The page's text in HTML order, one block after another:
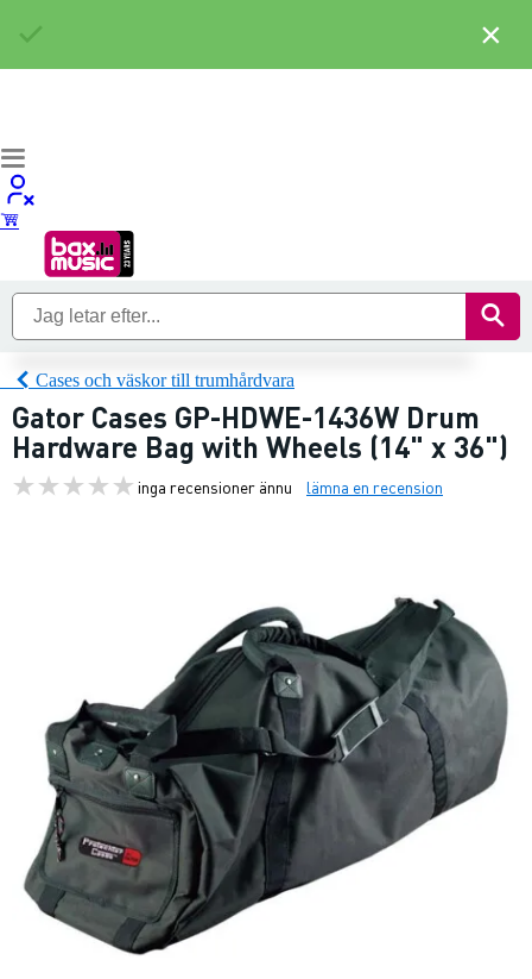
Cases och väskor till trumhårdvara
Gator Cases GP-HDWE-1436W Drum
Hardware Bag with Wheels (14" x 36")
inga recensioner ännu lämna en recension
×